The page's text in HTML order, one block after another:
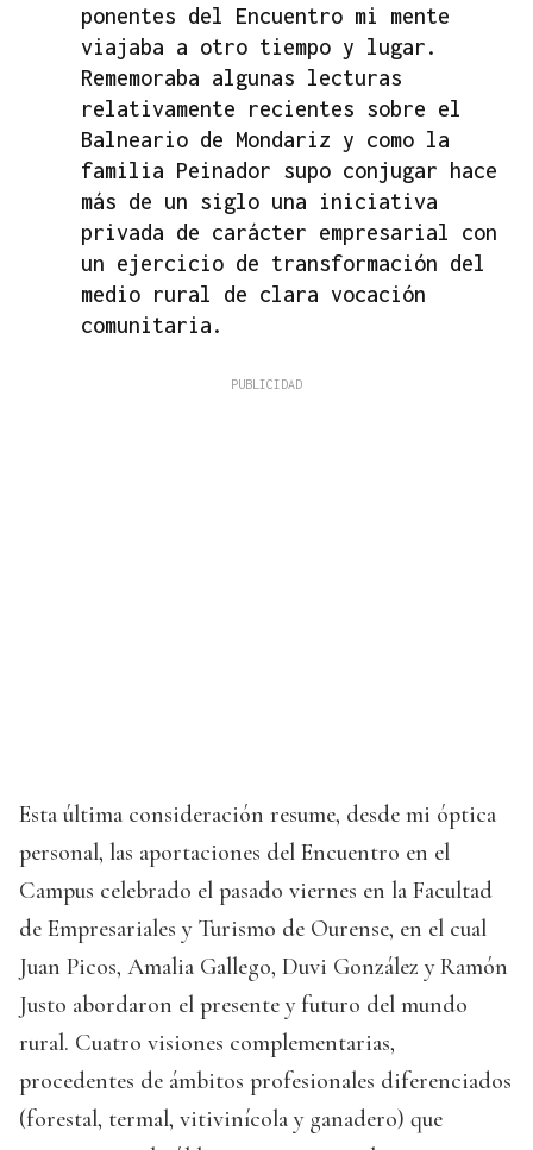
ponentes del Encuentro mi mente
viajaba a otro tiempo y lugar.
Rememoraba algunas lecturas
relativamente recientes sobre el
Balneario de Mondariz y como la
familia Peinador supo conjugar hace
más de un siglo una iniciativa
privada de carácter empresarial con
un ejercicio de transformación del
medio rural de clara vocación
comunitaria.
Esta última consideración resume, desde mi óptica
personal, las aportaciones del Encuentro en el
Campus celebrado el pasado viernes en la Facultad
de Empresariales y Turismo de Ourense, en el cual
Juan Picos, Amalia Gallego, Duvi González y Ramón
Justo abordaron el presente y futuro del mundo
rural. Cuatro visiones complementarias,
procedentes de ámbitos profesionales diferenciados
(forestal, termal, vitivinícola y ganadero) que